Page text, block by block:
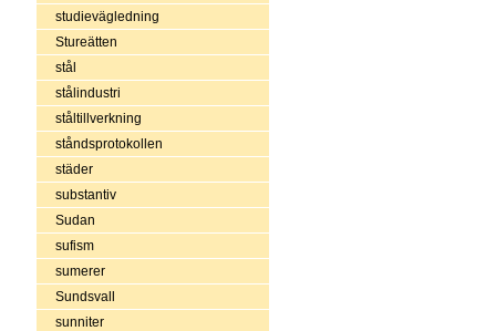
studievägledning
Stureätten
stål
stålindustri
ståltillverkning
ståndsprotokollen
städer
substantiv
Sudan
sufism
sumerer
Sundsvall
sunniter